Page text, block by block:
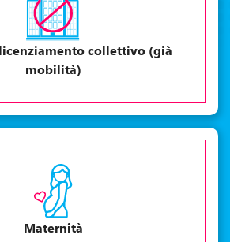
collettivo (già
mobilità)
Maternità